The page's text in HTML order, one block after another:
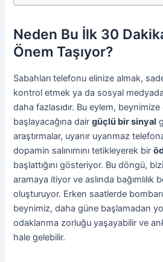
Neden Bu İlk 30
Önem Taşıyor?
Sabahları telefonu elinize almak,
kontrol etmek ya da sosyal
daha fazlasıdır. Bu eylem, beynimize
başlayacağına dairgüçlü bir sinyal
araştırmalar, uyanır uyanmaz
dopamin salınımını tetikleyerek bir
başlattığını gösteriyor. Bu döngü,
aramaya itiyor ve aslında bağımlılık
oluşturuyor. Erken saatlerde
beynimiz, daha güne başlamadan
odaklanma zorluğu yaşayabilir ve
hale gelebilir.